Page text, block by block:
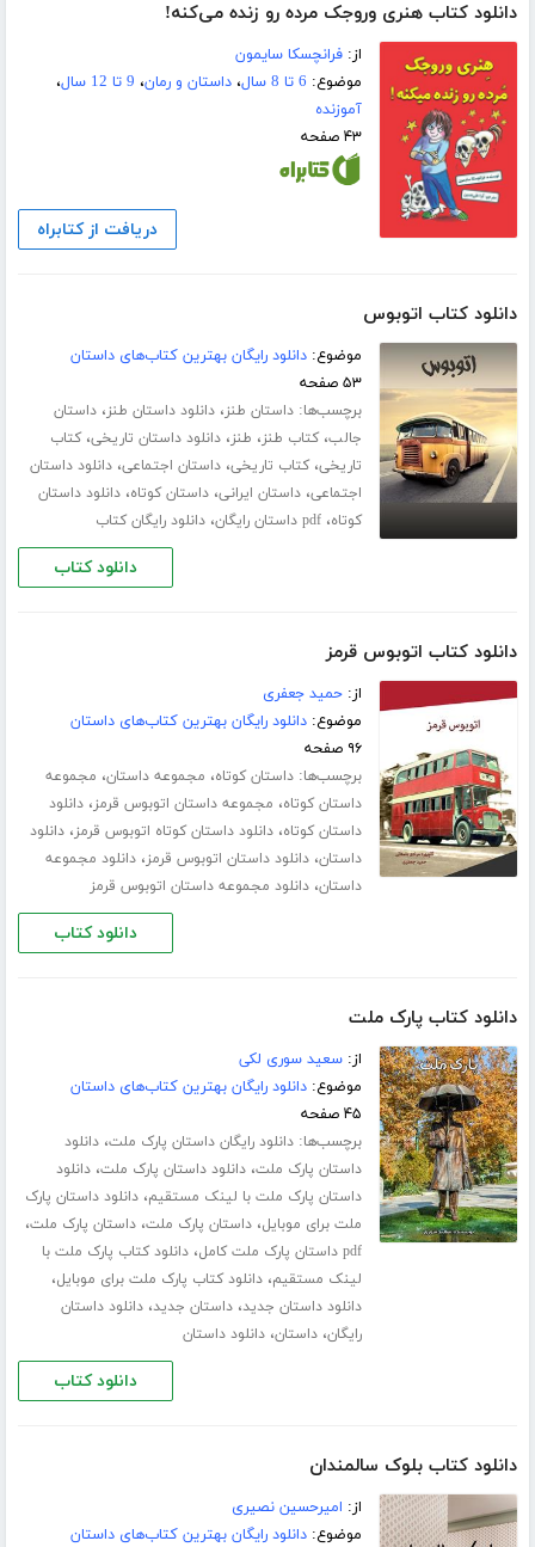
دانلود کتاب هنری وروجک مرده رو زنده می‌کنه!
از:فرانچسکا سایمون
موضوع: 6 تا 8 سال ،داستان و رمان، 9 تا 12 سال
،
آموزنده
۴۳ صفحه
دریافت از کتابراه
دانلود کتاب اتوبوس
موضوع:دانلود رایگان بهترین کتاب‌های داستان
۵۳ صفحه
برچسب‌ها:داستان طنز،دانلود داستان طنز،داستان
جالب،کتاب طنز، طنز،دانلود داستان تاریخی،کتاب
تاریخی،کتاب تاریخی،داستان اجتماعی،دانلود داستان
اجتماعی،داستان ایرانی،داستان کوتاه،دانلود داستان
کوتاه،pdf داستان رایگان ،دانلود رایگان کتاب
دانلود کتاب
دانلود کتاب اتوبوس قرمز
از:حمید جعفری
موضوع:دانلود رایگان بهترین کتاب‌های داستان
۹۶ صفحه
برچسب‌ها:داستان کوتاه، مجموعه داستان، مجموعه
داستان کوتاه، مجموعه داستان اتوبوس قرمز،دانلود
داستان کوتاه،دانلود داستان کوتاه اتوبوس قرمز،دانلود
داستان،دانلود داستان اتوبوس قرمز،دانلود مجموعه
داستان،دانلود مجموعه داستان اتوبوس قرمز
دانلود کتاب
دانلود کتاب پارک ملت
از:سعید سوری لکی
موضوع:دانلود رایگان بهترین کتاب‌های داستان
۴۵ صفحه
برچسب‌ها:دانلود رایگان داستان پارک ملت،دانلود
داستان پارک ملت،دانلود داستان پارک ملت،دانلود
داستان پارک ملت با لینک مستقیم،دانلود داستان پارک
ملت برای موبایل،داستان پارک ملت،داستان پارک ملت،
pdf داستان پارک ملت کامل ،دانلود کتاب پارک ملت با
لینک مستقیم،دانلود کتاب پارک ملت برای موبایل،
دانلود داستان جدید،داستان جدید،دانلود داستان
رایگان،داستان،دانلود داستان
دانلود کتاب
دانلود کتاب بلوک سالمندان
از: امیرحسین نصیری
موضوع:دانلود رایگان بهترین کتاب‌های داستان